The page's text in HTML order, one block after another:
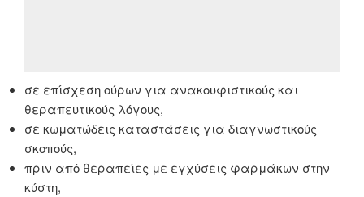
σε επίσχεση ούρων για ανακουφιστικούς και
θεραπευτικούς λόγους,
σε κωματώδεις καταστάσεις για διαγνωστικούς
σκοπούς,
πριν από θεραπείες με εγχύσεις φαρμάκων στην
κύστη,